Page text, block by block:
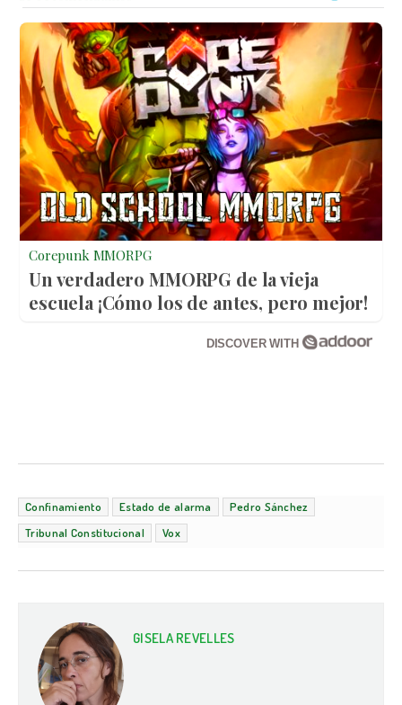
Corepunk MMORPG
Un verdadero MMORPG de la vieja
escuela ¡Cómo los de antes, pero mejor!
DISCOVER WITH
Confinamiento Estado de alarma
Pedro Sánchez
Tribunal Constitucional
Vox
GISELA REVELLES